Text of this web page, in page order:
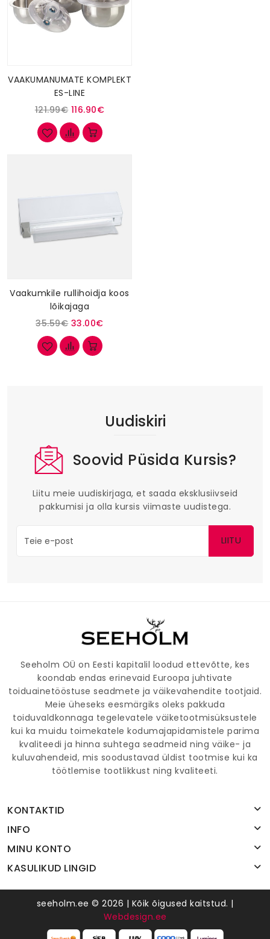
VAAKUMANUMATE KOMPLEKT
ES-LINE
121.99€ 116.90€
Vaakumkile rullihoidja koos
lõikajaga
35.59€ 33.00€
Uudiskiri
Soovid Püsida Kursis?
Liitu meie uudiskirjaga, et saada eksklusiivseid
pakkumisi ja olla kursis viimaste uudistega.
LIITU
Seeholm OÜ on Eesti kapitalil loodud ettevõtte, kes
koondab endas erinevaid Euroopa juhtivate
toiduainetööstuse seadmete ja väikevahendite tootjaid.
Meie üheseks eesmärgiks oleks pakkuda
toiduvaldkonnaga tegelevatele väiketootmisüksustele
kui ka muidu toimekatele kodumajapidamistele parima
kvaliteedi ja hinna suhtega seadmeid ning väike- ja
kuluvahendeid, mis soodustavad üldist tootmise kui ka
töötlemise tootlikkust ning kvaliteeti.
KONTAKTID
INFO
MINU KONTO
KASULIKUD LINGID
seeholm.ee © 2026 | Kõik õigused kaitstud. |
Webdesign.ee